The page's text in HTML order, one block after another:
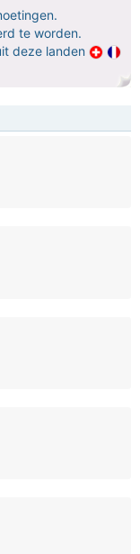
te worden.
deze landen